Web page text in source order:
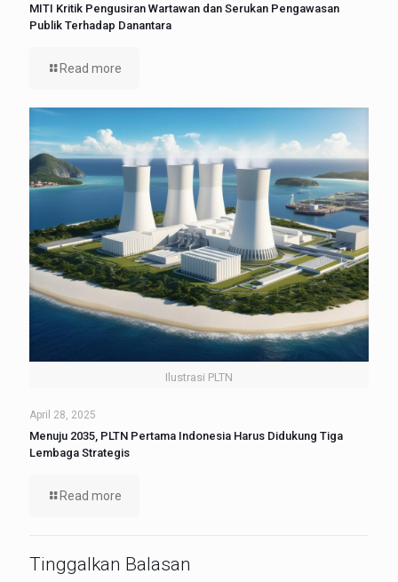
MITI Kritik Pengusiran Wartawan dan Serukan Pengawasan
Publik Terhadap Danantara
Read more
Ilustrasi PLTN
April 28, 2025
Menuju 2035, PLTN Pertama Indonesia Harus Didukung Tiga
Lembaga Strategis
Read more
Tinggalkan Balasan